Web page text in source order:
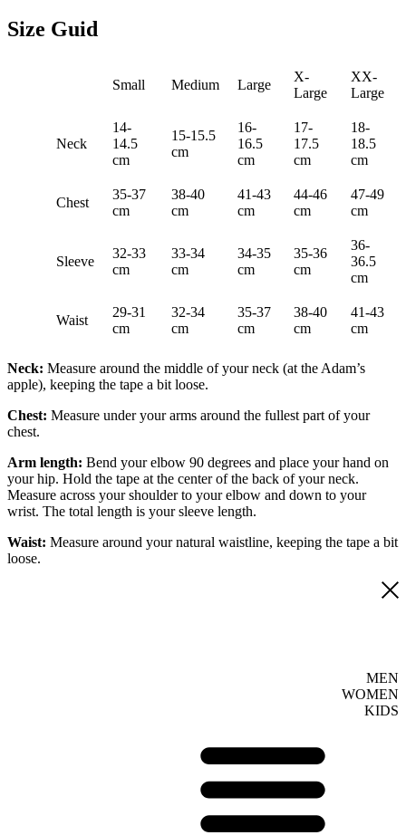
Size Guid
Small Medium Large
X-
Large
XX-
Large
Neck
14-
14.5
cm
15-15.5
cm
16-
16.5
cm
17-
17.5
cm
18-
18.5
cm
Chest
35-37
cm
38-40
cm
41-43
cm
44-46
cm
47-49
cm
Sleeve
32-33
cm
33-34
cm
34-35
cm
35-36
cm
36-
36.5
cm
Waist
29-31
cm
32-34
cm
35-37
cm
38-40
cm
41-43
cm
Neck: Measure around the middle of your neck (at the Adam’s
apple), keeping the tape a bit loose.
Chest: Measure under your arms around the fullest part of your
chest.
Arm length: Bend your elbow 90 degrees and place your hand on
your hip. Hold the tape at the center of the back of your neck.
Measure across your shoulder to your elbow and down to your
wrist. The total length is your sleeve length.
Waist: Measure around your natural waistline, keeping the tape a bit
loose.
MEN
WOMEN
KIDS